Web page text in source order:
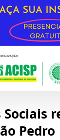
Sociais
Pedro